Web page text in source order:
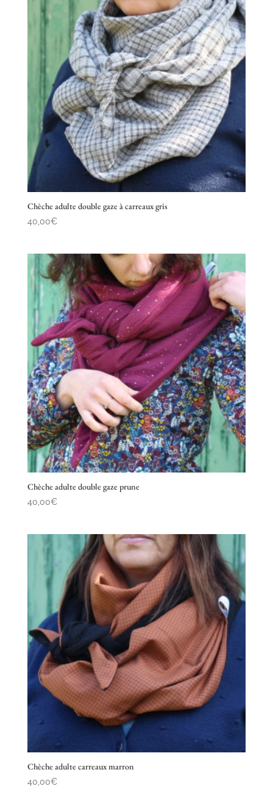
Chèche adulte double gaze à carreaux gris
40,00€
Chèche adulte double gaze prune
40,00€
Chèche adulte carreaux marron
40,00€